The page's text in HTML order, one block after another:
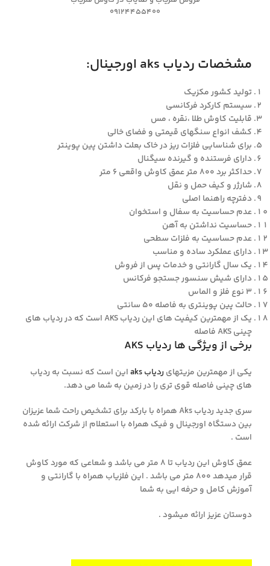
09124455400
مشخصات ردیاب aks اورجینال:
تولید کشور مکزیک
سیستم کارکرد فرکانسی
قابلیت کاوش طلا ،نقره ، مس
کشف انواع سنگهای قیمتی و فضای خالی
برای شناسایی فلزات ریز در خاک بعلت داشتن پین پوینتر
دارای فرستنده و گیرنده سیگنال
حداکثر برد ۸۰۰ متر عمق کاوش واقعی ۶ متر
شارژر و کیف حمل و نقل
دفترچه راهنما اصلی
عدم حساسیت به سفال و استخوان
حساسیت نداشتن به آهن
عدم حساسیت به فلزات سطحی
دارای عملکرد ساده و مناسب
یک سال گارانتی و خدمات پس از فروش
دارای شیش سنسور جستجو فرکانس
۳ نوع فلز و الماس
حالت پین پوینتری به فاصله ۵۰ سانتی
یک از مهمترین کیفیت های این ردیاب AKS است که در ردیاب های
چینی AKS فاصله
برخی از ویژگی ها ردیاب AKS
یکی از مهمترین مزیتهایردیاب aks
این است که نسبت به ردیاب
های چینی فاصله قوی تری را در زمین به شما می دهد.
سری جدید ردیاب Aks همراه با بارکد برای تشخیص راحت شما عزیزان
بین دستگاه اورجینال و فیک همراه با استعلام از شرکت ارائه شده
است .
عمق کاوش این ردیاب تا ۸ متر می باشد و شعاعی که مورد کاوش
قرار میدهد ۸۰۰ متر می باشد . این فلزیاب همراه با گارانتی و
آموزش کامل و حرفه ایی به شما
دوستان عزیز ارائه میشود .